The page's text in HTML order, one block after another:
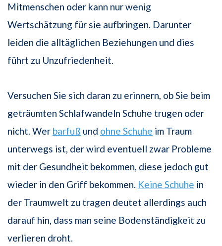
Mitmenschen oder kann nur wenig
Wertschätzung für sie aufbringen. Darunter
leiden die alltäglichen Beziehungen und dies
führt zu Unzufriedenheit.
Versuchen Sie sich daran zu erinnern, ob Sie beim
geträumten Schlafwandeln Schuhe trugen oder
nicht. Wer barfuß und ohne Schuhe im Traum
unterwegs ist, der wird eventuell zwar Probleme
mit der Gesundheit bekommen, diese jedoch gut
wieder in den Griff bekommen. Keine Schuhe in
der Traumwelt zu tragen deutet allerdings auch
darauf hin, dass man seine Bodenständigkeit zu
verlieren droht.